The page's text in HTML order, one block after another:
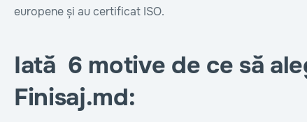
europene și au certificat ISO.
Iată 6 motive de ce să
Finisaj.md: